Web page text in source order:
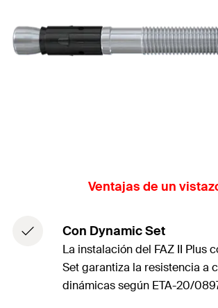
Ventajas de un
Con Dynamic Set
La instalación del FAZ II Plus
Set garantiza la resistencia a
dinámicas según ETA-20/